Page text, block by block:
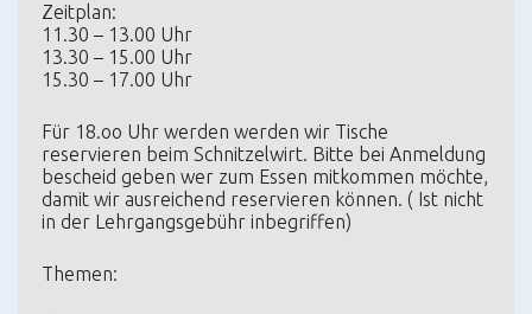
Zeitplan:
11.30 – 13.00 Uhr
13.30 – 15.00 Uhr
15.30 – 17.00 Uhr
Für 18.oo Uhr werden werden wir Tische
reservieren beim Schnitzelwirt. Bitte bei Anmeldung
bescheid geben wer zum Essen mitkommen möchte,
damit wir ausreichend reservieren können. ( Ist nicht
in der Lehrgangsgebühr inbegriffen)
Themen: